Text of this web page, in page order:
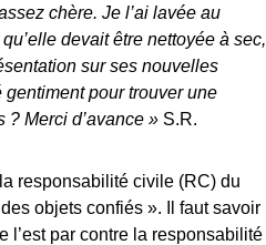
chère. Je l’ai lavée au
devait être nettoyée à sec,
sur ses nouvelles
pour trouver une
? Merci d’avance » S.R.
responsabilité civile (RC) du
objets confiés ». Il faut savoir
l’est par contre la responsabilité